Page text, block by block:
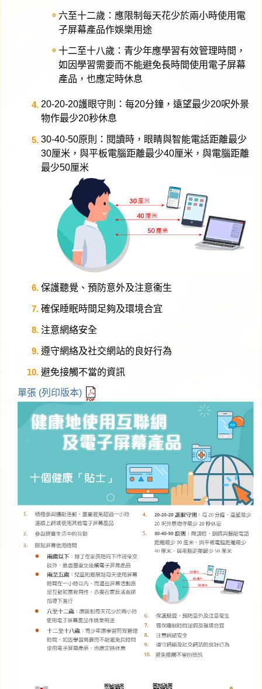
六至十二歲：應限制每天花少於兩小時使用電
子屏幕產品作娛樂用途
十二至十八歲：青少年應學習有效管理時間，
如因學習需要而不能避免長時間使用電子屏幕
產品，也應定時休息
20-20-20護眼守則：每20分鐘，遠望最少20呎外景
物作最少20秒休息
30-40-50原則：閱讀時，眼睛與智能電話距離最少
30厘米，與平板電腦距離最少40厘米，與電腦距離
最少50厘米
保護聽覺、預防意外及注意衞生
確保睡眠時間足夠及環境合宜
注意網絡安全
遵守網絡及社交網站的良好行為
避免接觸不當的資訊
單張 (列印版本)